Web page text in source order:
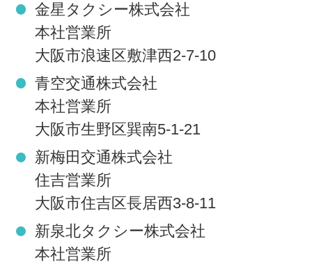
金星タクシー株式会社
本社営業所
大阪市浪速区敷津西2-7-10
青空交通株式会社
本社営業所
大阪市生野区巽南5-1-21
新梅田交通株式会社
住吉営業所
大阪市住吉区長居西3-8-11
新泉北タクシー株式会社
本社営業所